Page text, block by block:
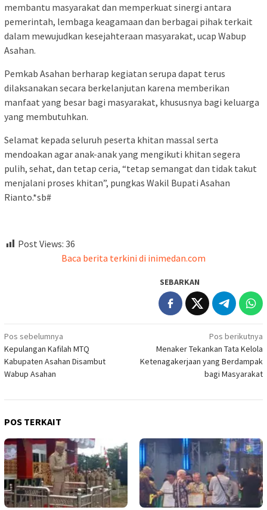
membantu masyarakat dan memperkuat sinergi antara
pemerintah, lembaga keagamaan dan berbagai pihak terkait
dalam mewujudkan kesejahteraan masyarakat, ucap Wabup
Asahan.
Pemkab Asahan berharap kegiatan serupa dapat terus
dilaksanakan secara berkelanjutan karena memberikan
manfaat yang besar bagi masyarakat, khususnya bagi keluarga
yang membutuhkan.
Selamat kepada seluruh peserta khitan massal serta
mendoakan agar anak-anak yang mengikuti khitan segera
pulih, sehat, dan tetap ceria, “tetap semangat dan tidak takut
menjalani proses khitan”, pungkas Wakil Bupati Asahan
Rianto.*sb#
Post Views: 36
Baca berita terkini di inimedan.com
SEBARKAN
Navigasi
pos
Pos sebelumnya
Kepulangan Kafilah MTQ
Kabupaten Asahan Disambut
Wabup Asahan
Pos berikutnya
Menaker Tekankan Tata Kelola
Ketenagakerjaan yang Berdampak
bagi Masyarakat
POS TERKAIT